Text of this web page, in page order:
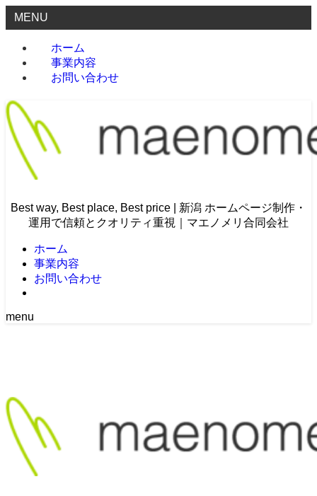
MENU
ホーム
事業内容
お問い合わせ
Best way, Best place, Best price | 新潟 ホームページ制作・
運用で信頼とクオリティ重視｜マエノメリ合同会社
ホーム
事業内容
お問い合わせ
menu